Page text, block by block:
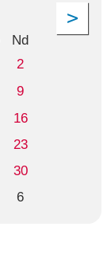
Nd
2
9
16
23
30
6